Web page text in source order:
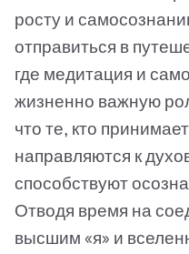
росту и
отправиться в
где медитация и
жизненно важную
что те, кто
направляются к
способствуют
Отводя время на
высшим «я» и